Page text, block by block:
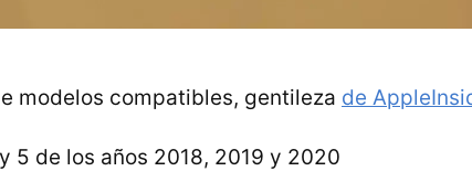
modelos compatibles, gentileza de
5 de los años 2018, 2019 y 2020